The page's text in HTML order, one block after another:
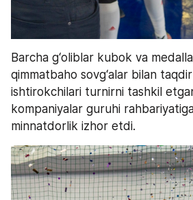
Barcha g‘oliblar kubok va
qimmatbaho sovg‘alar bilan
ishtirokchilari turnirni tashkil
kompaniyalar guruhi
minnatdorlik izhor etdi.